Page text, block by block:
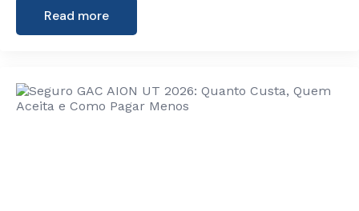
Read more